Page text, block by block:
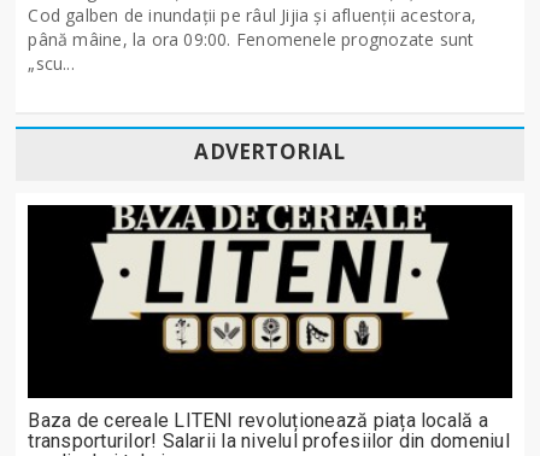
Cod galben de inundații pe râul Jijia și afluenții acestora,
până mâine, la ora 09:00. Fenomenele prognozate sunt
„scu...
ADVERTORIAL
Baza de cereale LITENI revoluționează piața locală a
transporturilor! Salarii la nivelul profesiilor din domeniul